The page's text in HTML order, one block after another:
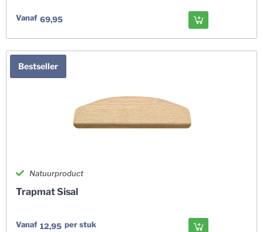
Vanaf 69,95
Bestseller
Natuurproduct
Trapmat Sisal
Vanaf 12,95 per stuk